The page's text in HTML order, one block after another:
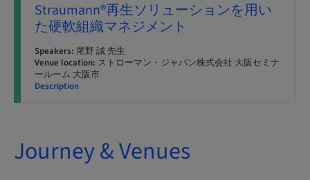
Straumann®再生ソリューションを用い
た硬軟組織マネジメント
Speakers: 尾野 誠 先生
Venue location: ストローマン・ジャパン株式会社 大阪セミナ
ールーム 大阪市
Description
Journey & Venues